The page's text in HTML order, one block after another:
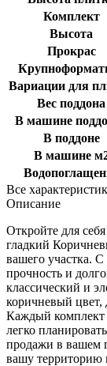
Комплект
Высота
Прокрас
Вариации для
Вес поддона
В машине
В поддоне
В машине
Все
Описание
Откройте для
гладкий
вашего участка.
прочность и
классический и
коричневый
Каждый комплект
легко
продажи в вашем
вашу территорию